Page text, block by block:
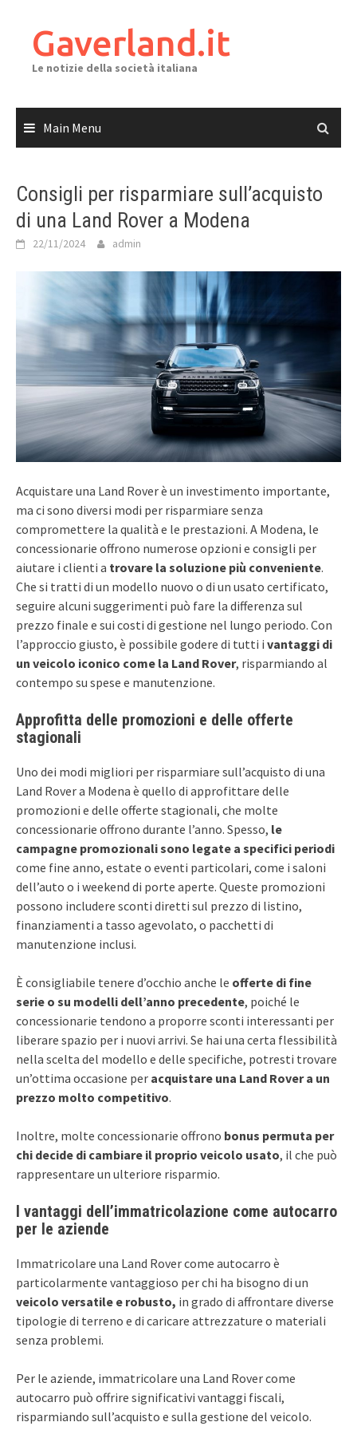
contentGaverland.it
Le notizie della società italiana
Main Menu
Consigli per risparmiare sull’acquisto
di una Land Rover a Modena
22/11/2024 admin
Acquistare una Land Rover è un investimento importante,
ma ci sono diversi modi per risparmiare senza
compromettere la qualità e le prestazioni. A Modena, le
concessionarie offrono numerose opzioni e consigli per
aiutare i clienti a trovare la soluzione più conveniente.
Che si tratti di un modello nuovo o di un usato certificato,
seguire alcuni suggerimenti può fare la differenza sul
prezzo finale e sui costi di gestione nel lungo periodo. Con
l’approccio giusto, è possibile godere di tutti i vantaggi di
un veicolo iconico come la Land Rover, risparmiando al
contempo su spese e manutenzione.
Approfitta delle promozioni e delle offerte
stagionali
Uno dei modi migliori per risparmiare sull’acquisto di una
Land Rover a Modena è quello di approfittare delle
promozioni e delle offerte stagionali, che molte
concessionarie offrono durante l’anno. Spesso, le
campagne promozionali sono legate a specifici periodi
come fine anno, estate o eventi particolari, come i saloni
dell’auto o i weekend di porte aperte. Queste promozioni
possono includere sconti diretti sul prezzo di listino,
finanziamenti a tasso agevolato, o pacchetti di
manutenzione inclusi.
È consigliabile tenere d’occhio anche le offerte di fine
serie o su modelli dell’anno precedente, poiché le
concessionarie tendono a proporre sconti interessanti per
liberare spazio per i nuovi arrivi. Se hai una certa flessibilità
nella scelta del modello e delle specifiche, potresti trovare
un’ottima occasione per acquistare una Land Rover a un
prezzo molto competitivo.
Inoltre, molte concessionarie offrono bonus permuta per
chi decide di cambiare il proprio veicolo usato, il che può
rappresentare un ulteriore risparmio.
I vantaggi dell’immatricolazione come autocarro
per le aziende
Immatricolare una Land Rover come autocarro è
particolarmente vantaggioso per chi ha bisogno di un
veicolo versatile e robusto, in grado di affrontare diverse
tipologie di terreno e di caricare attrezzature o materiali
senza problemi.
Per le aziende, immatricolare una Land Rover come
autocarro può offrire significativi vantaggi fiscali,
risparmiando sull’acquisto e sulla gestione del veicolo.